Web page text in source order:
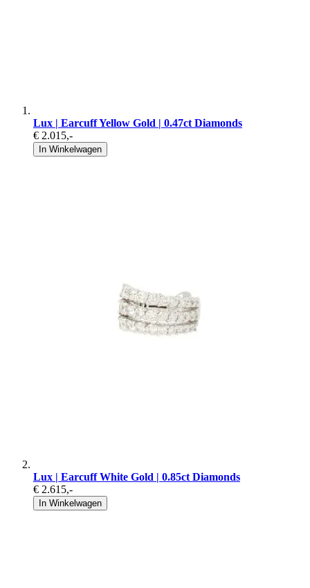
Lux | Earcuff Yellow Gold | 0.47ct Diamonds
€ 2.015,-
In Winkelwagen
Lux | Earcuff White Gold | 0.85ct Diamonds
€ 2.615,-
In Winkelwagen